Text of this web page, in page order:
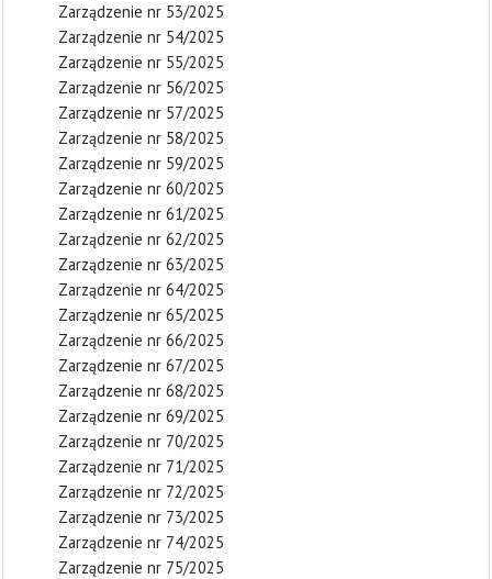
Zarządzenie nr 53/2025
Zarządzenie nr 54/2025
Zarządzenie nr 55/2025
Zarządzenie nr 56/2025
Zarządzenie nr 57/2025
Zarządzenie nr 58/2025
Zarządzenie nr 59/2025
Zarządzenie nr 60/2025
Zarządzenie nr 61/2025
Zarządzenie nr 62/2025
Zarządzenie nr 63/2025
Zarządzenie nr 64/2025
Zarządzenie nr 65/2025
Zarządzenie nr 66/2025
Zarządzenie nr 67/2025
Zarządzenie nr 68/2025
Zarządzenie nr 69/2025
Zarządzenie nr 70/2025
Zarządzenie nr 71/2025
Zarządzenie nr 72/2025
Zarządzenie nr 73/2025
Zarządzenie nr 74/2025
Zarządzenie nr 75/2025